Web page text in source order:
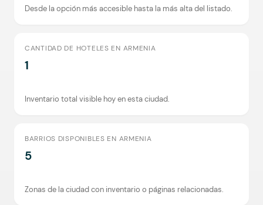
Desde la opción más accesible hasta la más alta del listado.
CANTIDAD DE HOTELES EN ARMENIA
1
Inventario total visible hoy en esta ciudad.
BARRIOS DISPONIBLES EN ARMENIA
5
Zonas de la ciudad con inventario o páginas relacionadas.